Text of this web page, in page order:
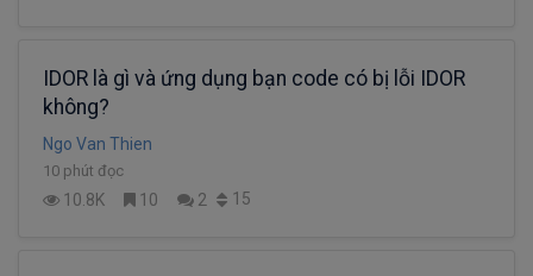
IDOR là gì và ứng dụng bạn code có bị lỗi IDOR
không?
Ngo Van Thien
10 phút đọc
10.8K 10 2 15